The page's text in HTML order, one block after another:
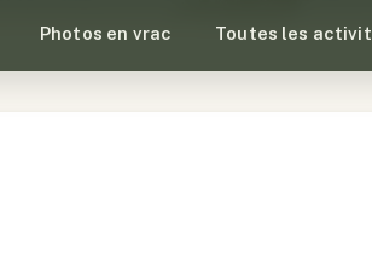
Photos en vrac Toutes les